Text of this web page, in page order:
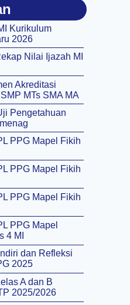
Kurikulum
2026
Nilai Ijazah MI
Akreditasi
MTs SMA MA
Pengetahuan
PPG Mapel Fikih
PPG Mapel Fikih
PPG Mapel Fikih
PPG Mapel
4 MI
dan Refleksi
2025
A dan B
2025/2026